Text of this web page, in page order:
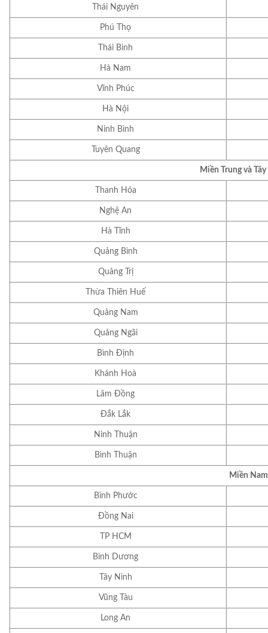
Thái Nguyên
Phú Thọ
Thái Bình
Hà Nam
Vĩnh Phúc
Hà Nội
Ninh Bình
Tuyên Quang
Miền Trung và
Thanh Hóa
Nghệ An
Hà Tĩnh
Quảng Bình
Quảng Trị
Thừa Thiên Huế
Quảng Nam
Quảng Ngãi
Bình Định
Khánh Hoà
Lâm Đồng
Đắk Lắk
Ninh Thuận
Bình Thuận
Miền Nam
Bình Phước
Đồng Nai
TP HCM
Bình Dương
Tây Ninh
Vũng Tàu
Long An